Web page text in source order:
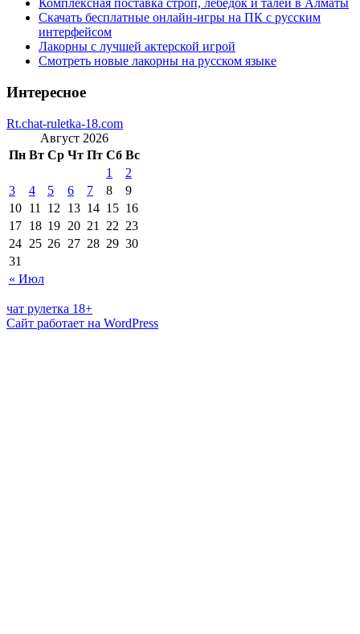
Комплексная поставка строп, лебедок и талей в Алматы
Скачать бесплатные онлайн-игры на ПК с русским
интерфейсом
Лакорны с лучшей актерской игрой
Смотреть новые лакорны на русском языке
Интересное
Rt.chat-ruletka-18.com
Август 2026
Пн Вт Ср Чт Пт Сб Вс
« Июл
1
2
3
4 5 6 7 8
9
10 11 12 13 14 15 16
17 18 19 20 21 22 23
24 25 26 27 28 29 30
31
чат рулетка 18+
Сайт работает на WordPress